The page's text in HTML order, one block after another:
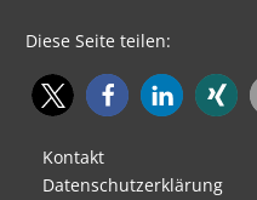
Diese Seite teilen:
Kontakt
Datenschutzerklärung